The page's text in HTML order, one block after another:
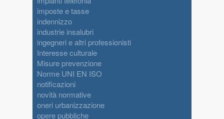
imposte e tasse
indennizzo
industrie insalubri
ingegneri e altri professionisti
Interesse culturale
Misure prevenzione
Norme UNI EN ISO
notificazioni
novità normative
oneri urbanizzazione
opere pubbliche